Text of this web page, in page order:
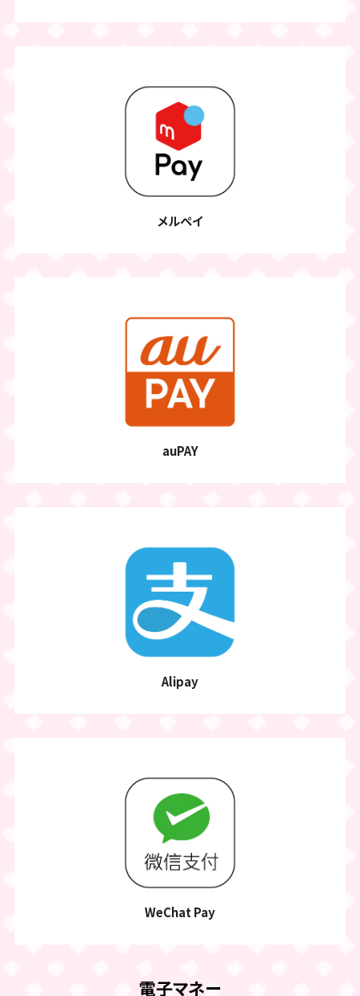
メルペイ
auPAY
Alipay
WeChat Pay
電子マネー